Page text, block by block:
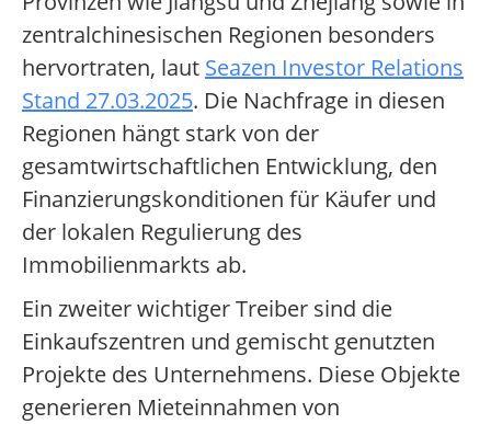
zentralchinesischen Regionen besonders
hervortraten, laut Seazen Investor Relations
Stand 27.03.2025. Die Nachfrage in diesen
Regionen hängt stark von der
gesamtwirtschaftlichen Entwicklung, den
Finanzierungskonditionen für Käufer und
der lokalen Regulierung des
Immobilienmarkts ab.
Ein zweiter wichtiger Treiber sind die
Einkaufszentren und gemischt genutzten
Projekte des Unternehmens. Diese Objekte
generieren Mieteinnahmen von